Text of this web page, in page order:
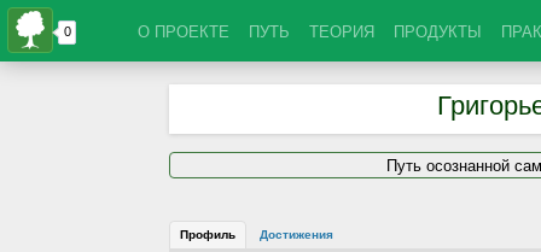
О ПРОЕКТЕ ПУТЬ ТЕОРИЯ ПРОДУКТЫ
Путь осознанной
Профиль Достижения